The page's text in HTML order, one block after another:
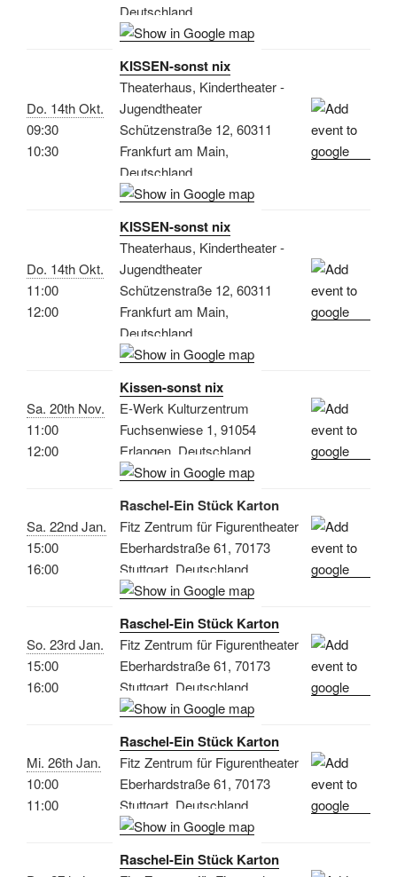
Deutschland
Do. 14th Okt.
09:30
10:30
KISSEN-sonst nix
Theaterhaus, Kindertheater -
Jugendtheater
Schützenstraße 12, 60311
Frankfurt am Main,
Deutschland
Do. 14th Okt.
11:00
12:00
KISSEN-sonst nix
Theaterhaus, Kindertheater -
Jugendtheater
Schützenstraße 12, 60311
Frankfurt am Main,
Deutschland
Sa. 20th Nov.
11:00
12:00
Kissen-sonst nix
E-Werk Kulturzentrum
Fuchsenwiese 1, 91054
Erlangen, Deutschland
Sa. 22nd Jan.
15:00
16:00
Raschel-Ein Stück Karton
Fitz Zentrum für Figurentheater
Eberhardstraße 61, 70173
Stuttgart, Deutschland
So. 23rd Jan.
15:00
16:00
Raschel-Ein Stück Karton
Fitz Zentrum für Figurentheater
Eberhardstraße 61, 70173
Stuttgart, Deutschland
Mi. 26th Jan.
10:00
11:00
Raschel-Ein Stück Karton
Fitz Zentrum für Figurentheater
Eberhardstraße 61, 70173
Stuttgart, Deutschland
Raschel-Ein Stück Karton